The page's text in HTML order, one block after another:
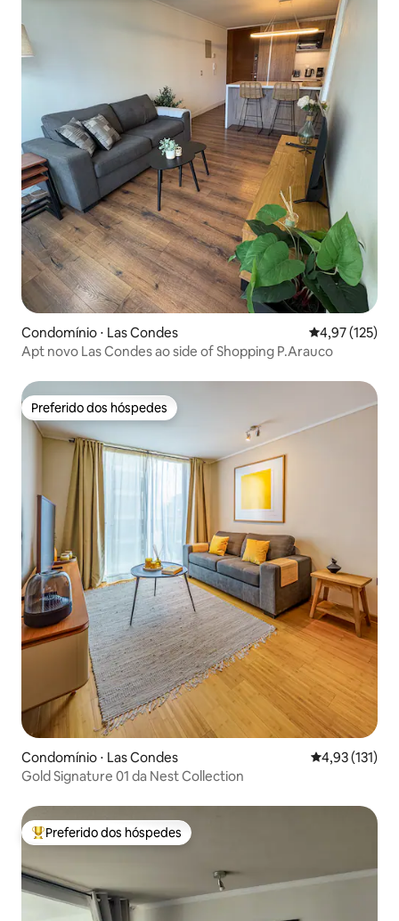
Condomínio ⋅ Las Condes 4,97 de uma
4,97 (125)
Apt novo Las Condes ao side of Shopping P.Arauco
Preferido dos hóspedes
Preferido dos hóspedes
Condomínio ⋅ Las Condes 4,93 de uma
4,93 (131)
Gold Signature 01 da Nest Collection
Entre os melhores preferidos dos hóspedes
Preferido dos hóspedes